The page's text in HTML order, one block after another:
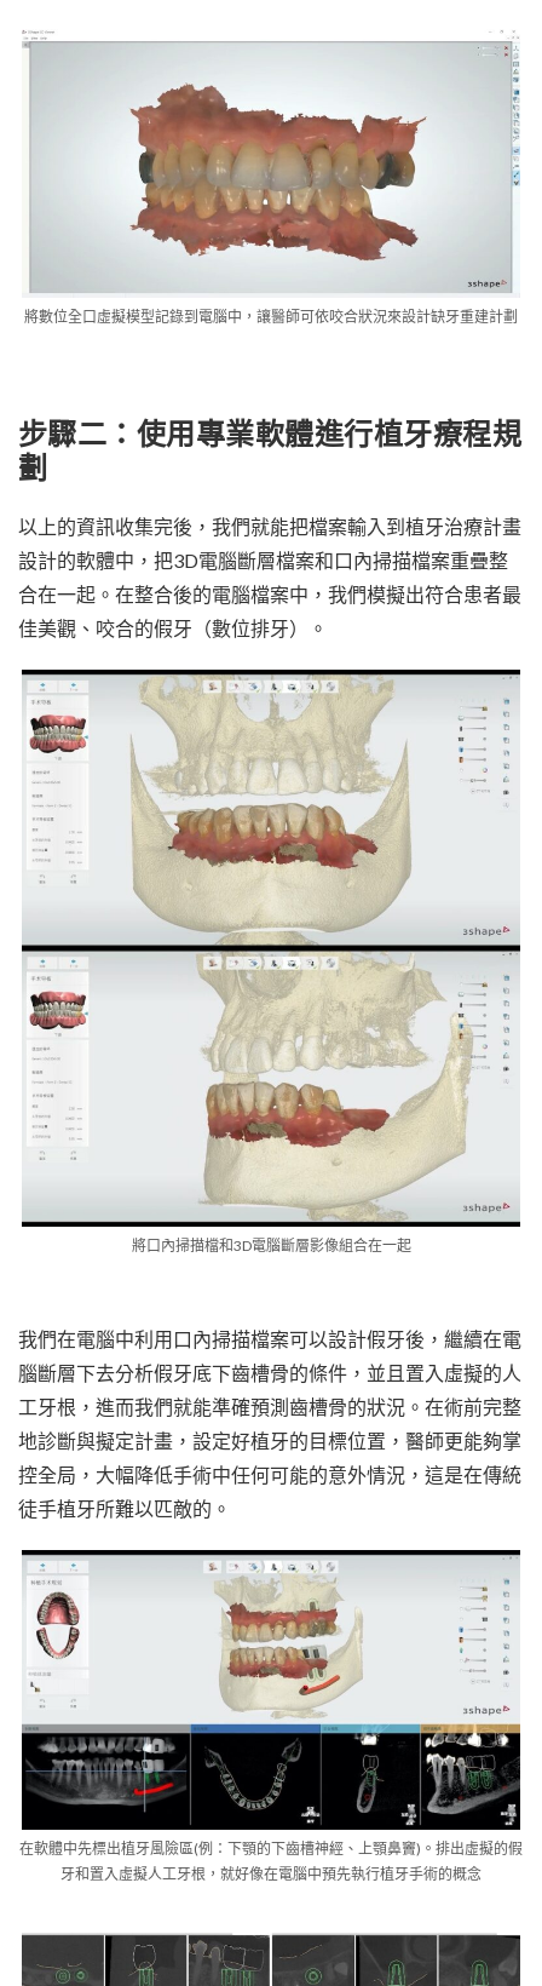
將數位全口虛擬模型記錄到電腦中，讓醫師可依咬合狀況來設計缺牙重建計劃
步驟二：使用專業軟體進行植牙療程規
劃
以上的資訊收集完後，我們就能把檔案輸入到植牙治療計畫
設計的軟體中，把3D電腦斷層檔案和口內掃描檔案重疊整
合在一起。在整合後的電腦檔案中，我們模擬出符合患者最
佳美觀、咬合的假牙（數位排牙）。
將口內掃描檔和3D電腦斷層影像組合在一起
我們在電腦中利用口內掃描檔案可以設計假牙後，繼續在電
腦斷層下去分析假牙底下齒槽骨的條件，並且置入虛擬的人
工牙根，進而我們就能準確預測齒槽骨的狀況。在術前完整
地診斷與擬定計畫，設定好植牙的目標位置，醫師更能夠掌
控全局，大幅降低手術中任何可能的意外情況，這是在傳統
徒手植牙所難以匹敵的。
在軟體中先標出植牙風險區(例：下顎的下齒槽神經、上顎鼻竇)。排出虛擬的假
牙和置入虛擬人工牙根，就好像在電腦中預先執行植牙手術的概念